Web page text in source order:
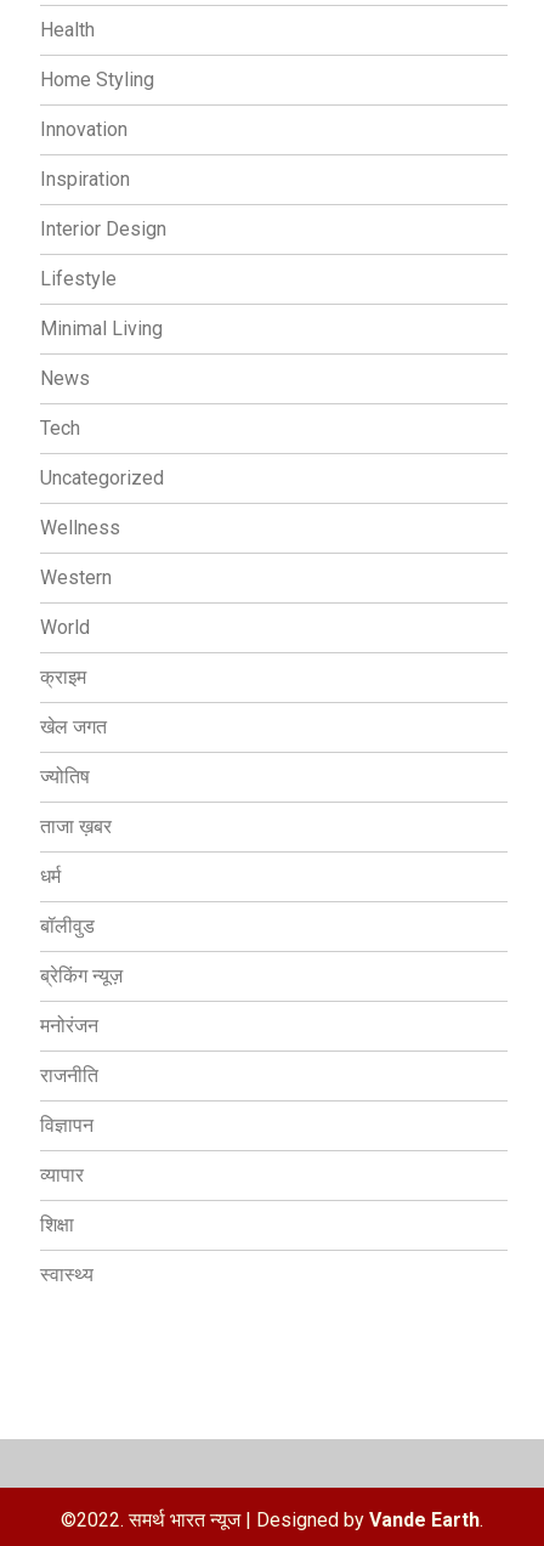
Health
Home Styling
Innovation
Inspiration
Interior Design
Lifestyle
Minimal Living
News
Tech
Uncategorized
Wellness
Western
World
क्राइम
खेल जगत
ज्योतिष
ताजा ख़बर
धर्म
बॉलीवुड
ब्रेकिंग न्यूज़
मनोरंजन
राजनीति
विज्ञापन
व्यापार
शिक्षा
स्वास्थ्य
©2022. समर्थ भारत न्यूज | Designed by Vande Earth.